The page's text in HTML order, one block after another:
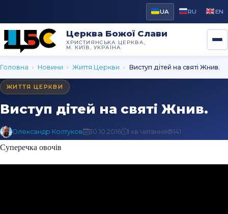
UA RU EN
Церква Божої Слави
ХРИСТИЯНСЬКА ЦЕРКВА,
М. КИЇВ, УКРАЇНА
Головна › Новини › Життя Церкви › Виступ дітей на святі Жнив.
ЖИТТЯ ЦЕРКВИ
Виступ дітей на святі Жнив.
Олександр Колтуков 30.10.2016 1 хв читання 141
Суперечка овочів